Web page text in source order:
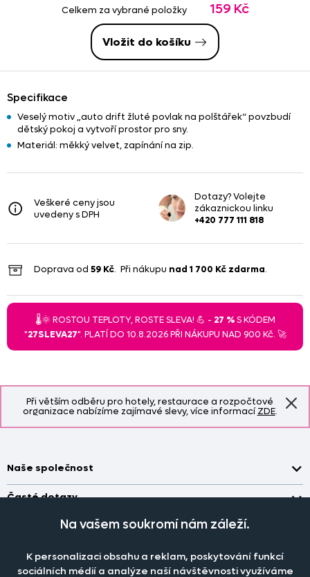
Při větším odběru pro hotely, restaurace a rozpočtové
organizace nabízíme zajímavé slevy, více informacíZDE.
Celkem za vybrané položky 159 Kč
Vložit do košíku
Specifikace
Veselý motiv „auto drift žluté povlak na polštářek“ povzbudí
dětský pokoj a vytvoří prostor pro sny.
Materiál: měkký velvet, zapínání na zip.
Veškeré ceny jsou
uvedeny s DPH
Dotazy? Volejte
zákaznickou linku
+420 777 111 818
Doprava od 59 Kč. Při nákupu nad 1 700 Kč zdarma.
🌡️🌞 ROSTOU TEPLOTY, ROSTE SLEVA! 💪 - 27 %S KÓDEM
"27SLEVA27". PLATÍ DO 10.8.2026 PŘI NÁKUPU NAD 900 Kč. 🚀
Naše společnost
Doprava a platba
Obchodní podmínky
Časté dotazy
Jak změřit okno pro nákup záclon?
Jak prát záclony a závěsy?
PRODEJNÍ ODDĚLENÍ - TELEFONICKY
Na vašem soukromí nám záleží.
K personalizaci obsahu a reklam, poskytování funkcí
sociálních médií a analýze naší návštěvnosti využíváme